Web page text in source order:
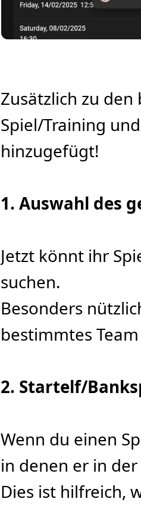
Zusätzlich zu
Spiel/Training
hinzugefügt!
1. Auswahl des
Jetzt könnt ihr
suchen.
Besonders
bestimmtes
2. Startelf/
Wenn du einen
in denen er in
Dies ist hilfreich,